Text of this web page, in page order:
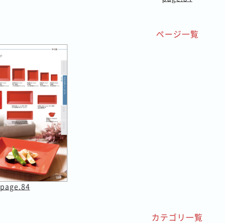
ページ一覧
page.84
カテゴリ一覧